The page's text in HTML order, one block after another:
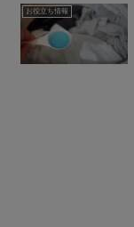
お役立ち情報